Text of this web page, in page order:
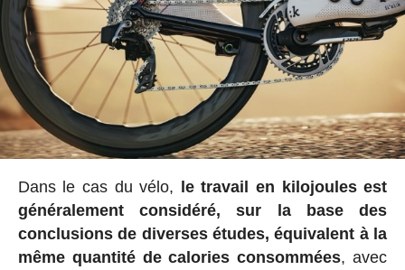
Dans le cas du vélo, le travail en kilojoules est
généralement considéré, sur la base des
conclusions de diverses études, équivalent à la
même quantité de calories consommées, avec